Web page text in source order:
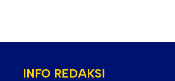
INFO REDAKSI